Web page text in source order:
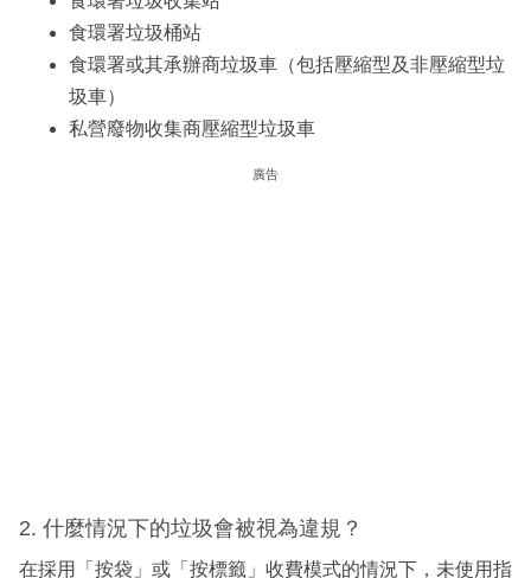
食環署垃圾桶站
食環署或其承辦商垃圾車（包括壓縮型及非壓縮型垃
圾車）
私營廢物收集商壓縮型垃圾車
廣告
2. 什麼情況下的垃圾會被視為違規？
在採用「按袋」或「按標籤」收費模式的情況下，未使用指